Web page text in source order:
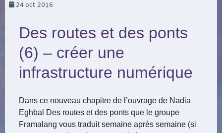
24oct 2016
Des routes et des ponts
(6) – créer une
infrastructure numérique
Dans ce nouveau chapitre de l’ouvrage de Nadia
Eghbal Des routes et des ponts que le groupe
Framalang vous traduit semaine après semaine (si